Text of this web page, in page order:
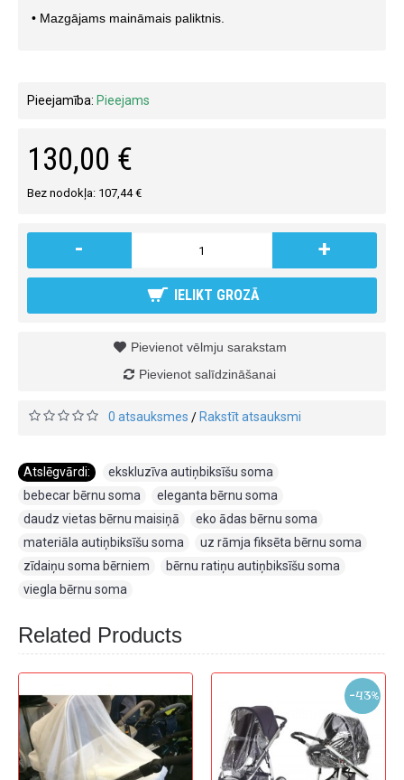
• Mazgājams maināmais paliktnis.
Pieejamība: Pieejams
130,00 €
Bez nodokļa: 107,44 €
- +
IELIKT GROZĀ
Pievienot vēlmju sarakstam
Pievienot salīdzināšanai
0 atsauksmes / Rakstīt atsauksmi
Atslēgvārdi: ekskluzīva autiņbiksīšu soma
bebecar bērnu soma
eleganta bērnu soma
daudz vietas bērnu maisiņā
eko ādas bērnu soma
materiāla autiņbiksīšu soma
uz rāmja fiksēta bērnu soma
zīdaiņu soma bērniem
bērnu ratiņu autiņbiksīšu soma
viegla bērnu soma
Related Products
-43%